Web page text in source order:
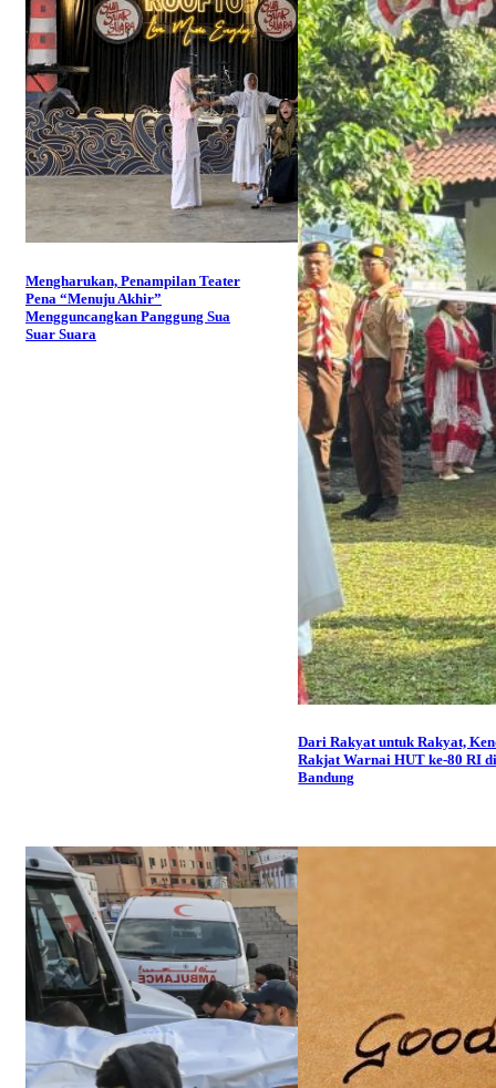
Mengharukan, Penampilan Teater
Pena “Menuju Akhir”
Mengguncangkan Panggung Sua
Suar Suara
Dari Rakyat untuk Rakyat,
Rakjat Warnai HUT ke-80 RI
Bandung